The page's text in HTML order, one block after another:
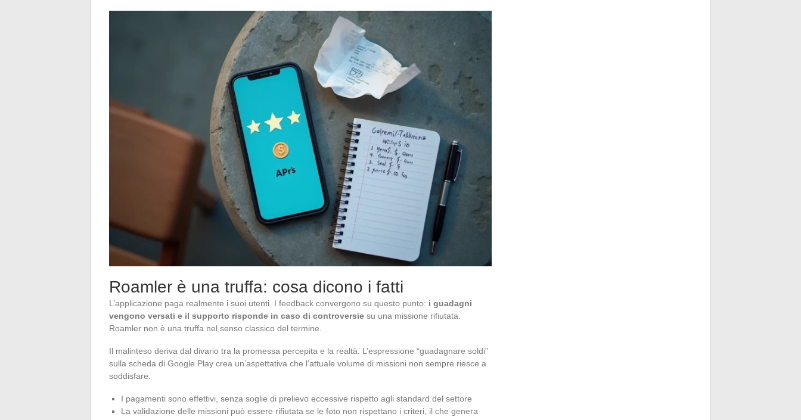
Roamler è una truffa: cosa dicono i fatti
L’applicazione paga realmente i suoi utenti. I feedback convergono su questo punto: i guadagni
vengono versati e il supporto risponde in caso di controversie su una missione rifiutata.
Roamler non è una truffa nel senso classico del termine.
Il malinteso deriva dal divario tra la promessa percepita e la realtà. L’espressione “guadagnare soldi”
sulla scheda di Google Play crea un’aspettativa che l’attuale volume di missioni non sempre riesce a
soddisfare.
I pagamenti sono effettivi, senza soglie di prelievo eccessive rispetto agli standard del settore
La validazione delle missioni può essere rifiutata se le foto non rispettano i criteri, il che genera